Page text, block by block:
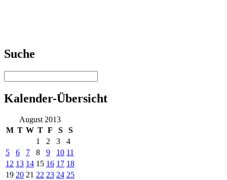
Suche
Kalender-Übersicht
August 2013
M T W T F S
S
1
2 3
4
5
6 7 8 9 10 11
12 13 14 15 16 17 18
19 20 21 22 23 24 25